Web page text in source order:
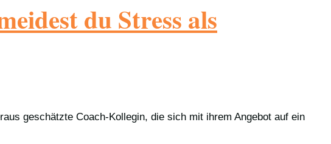
du Stress als
geschätzte Coach-Kollegin, die sich mit ihrem Angebot auf ein